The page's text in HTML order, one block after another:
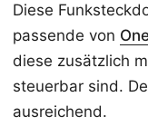
Diese
passende von
diese zusätzlich
steuerbar sind.
ausreichend.